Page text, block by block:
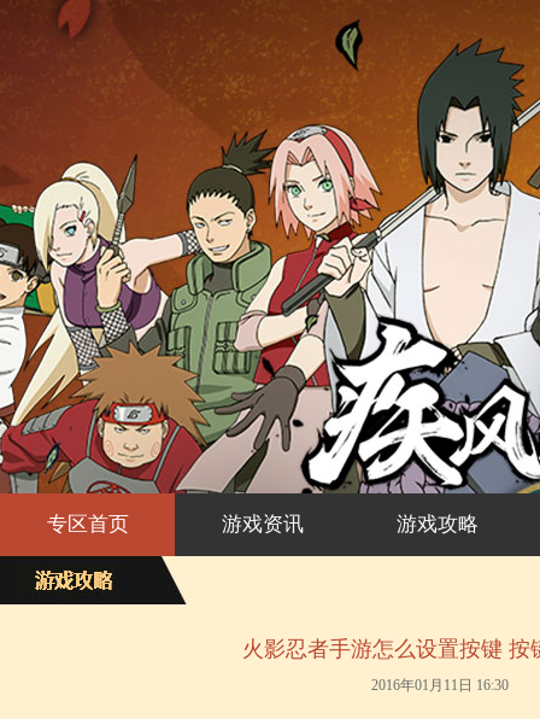
专区首页 游戏资讯 游戏攻略
火影忍者手游怎么设置按键 按
2016年01月11日 16:30